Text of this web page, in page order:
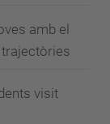
amb el
visit